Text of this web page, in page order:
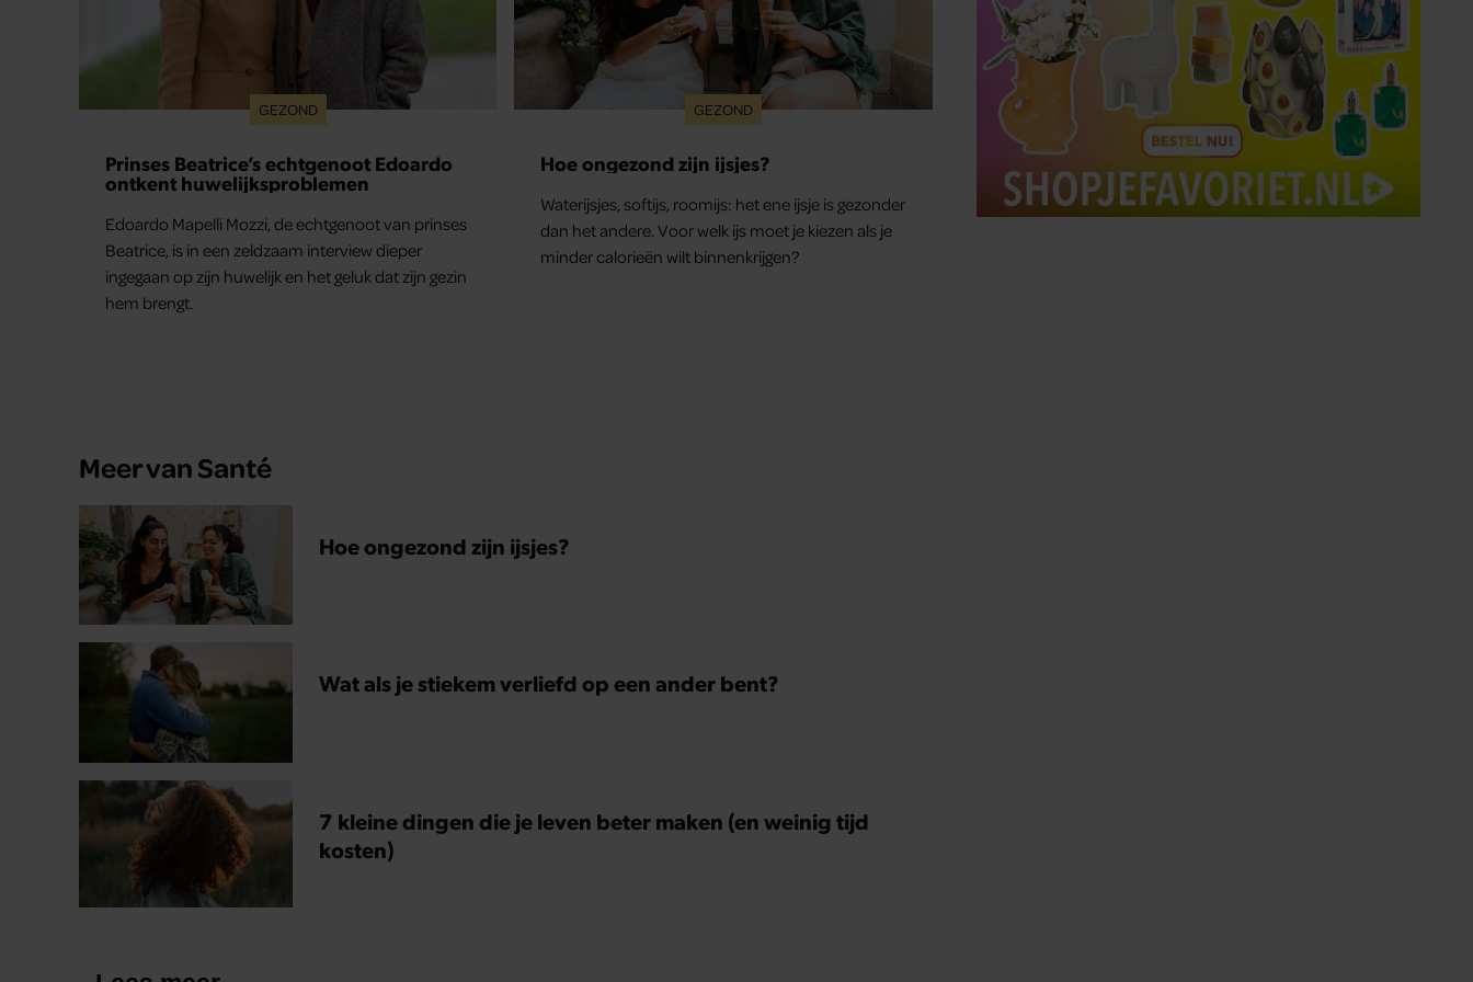
GEZOND
Prinses Beatrice’s echtgenoot Edoardo
ontkent huwelijksproblemen
Edoardo Mapelli Mozzi, de echtgenoot van prinses
Beatrice, is in een zeldzaam interview dieper
ingegaan op zijn huwelijk en het geluk dat zijn gezin
hem brengt.
GEZOND
Hoe ongezond zijn ijsjes?
Waterijsjes, softijs, roomijs: het ene ijsje is gezonder
dan het andere. Voor welk ijs moet je kiezen als je
minder calorieën wilt binnenkrijgen?
Meer van Santé
Hoe ongezond zijn ijsjes?
Wat als je stiekem verliefd op een ander bent?
7 kleine dingen die je leven beter maken (en weinig tijd
kosten)